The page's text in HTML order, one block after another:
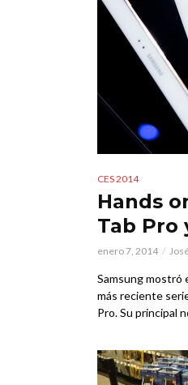
CES 2014
Hands
Tab Pro
enero 7, 2014
Samsung mostró
más reciente
Pro. Su principal